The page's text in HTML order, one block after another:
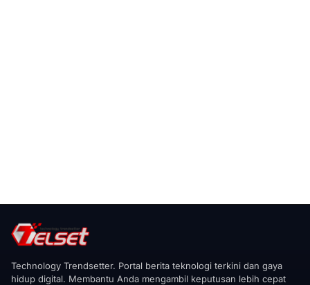
Technology Trendsetter. Portal berita teknologi terkini dan gaya
hidup digital. Membantu Anda mengambil keputusan lebih cepat